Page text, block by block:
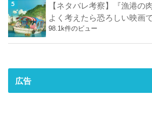
【ネタバレ考察】『漁港の
よく考えたら恐ろしい映画
98.1k件のビュー
広告